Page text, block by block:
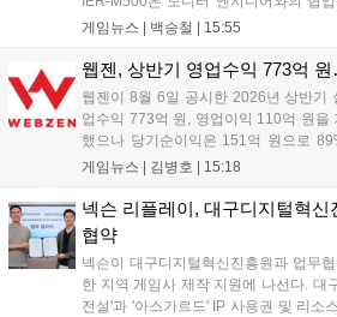
계와 뛰어난 수동 차음 성능을 갖춰, 외
피팅 서포터를 적용해 장시간 착용 시에
게임뉴스 | 백승철 | 15:55
웹젠, 상반기 영업수익 773억
웹젠이 8월 6일 공시한 2026년 상반기
업수익 773억 원, 영업이익 110억 원을
했으나 당기순이익은 151억 원으로
하반기부터 신작 공세를 예고하며 전략
또한 '테르비스'는 일본 코미케에 출품
합니다. 김태영 대표는 내년 신작 출시
사업 일정을 추진하고 주주가치 제고
다....
게임뉴스 | 김병호 | 15:18
넥슨 리플레이, 대구디지털혁신
협약
넥슨이 대구디지털혁신진흥원과 업무
한 지역 게임사 제작 지원에 나선다. 대
전설'과 '아스가르드' IP 사용권 및 리소